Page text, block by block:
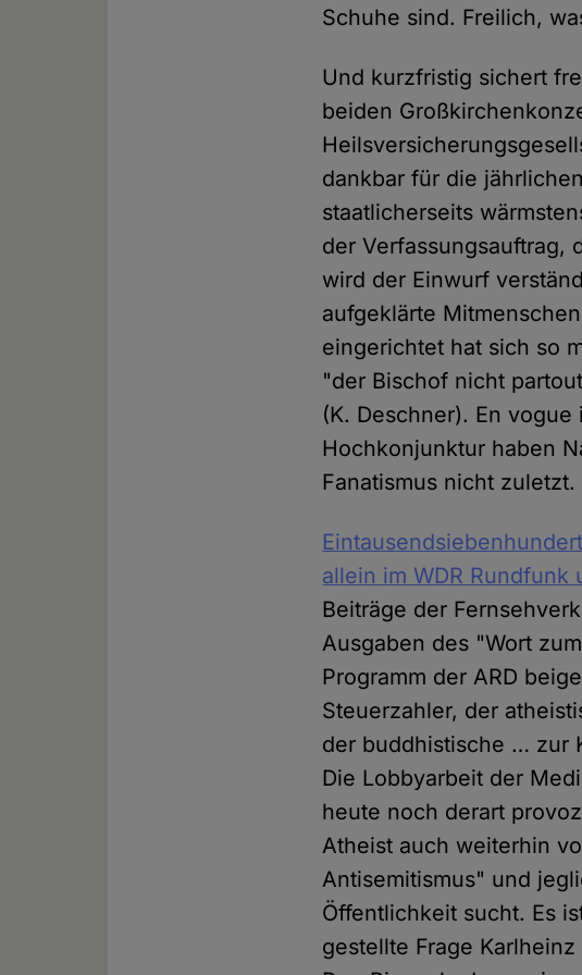
Schuhe sind. Freilich,
Und kurzfristig sichert
beiden
dankbar für die
staatlicherseits
der Verfassungsauftrag,
wird der Einwurf
aufgeklärte
eingerichtet hat sich so
"der Bischof nicht
(K. Deschner). En
Hochkonjunktur haben
Fanatismus nicht zuletzt.
allein im WDR Rundfunk
Beiträge der
Ausgaben des "Wort
Programm der ARD
Steuerzahler, der
der buddhistische … zur
Die Lobbyarbeit der
heute noch derart
Atheist auch weiterhin
Antisemitismus" und
Öffentlichkeit sucht. Es
gestellte Frage